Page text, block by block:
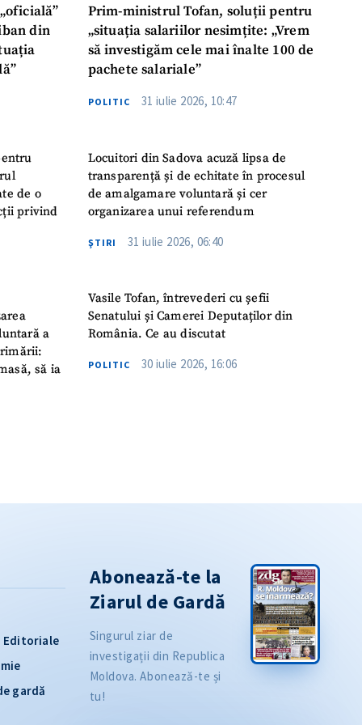
din
de o
privind
a
să ia
Prim-ministrul Tofan, soluții pentru
„situația salariilor nesimțite: „Vrem
să investigăm cele mai înalte 100 de
pachete salariale”
POLITIC 31 iulie 2026, 10:47
Locuitori din Sadova acuză lipsa de
transparență și de echitate în procesul
de amalgamare voluntară și cer
organizarea unui referendum
ŞTIRI 31 iulie 2026, 06:40
Vasile Tofan, întrevederi cu șefii
Senatului și Camerei Deputaților din
România. Ce au discutat
POLITIC 30 iulie 2026, 16:06
Editoriale
gardă
Abonează-te la
Ziarul de Gardă
Singurul ziar de
investigații din Republica
Moldova. Abonează-te și
tu!